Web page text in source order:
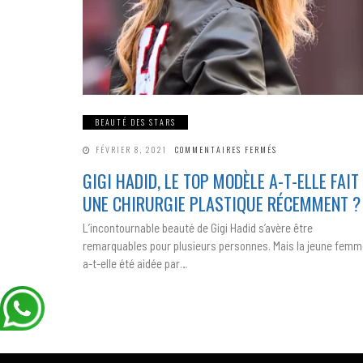
BEAUTÉ DES STARS
FÉVRIER 8, 2021 COMMENTAIRES FERMÉS
LE
TOP
MODÈLE
A-
ELLE
FAIT
UNE
CHIRURGIE
GIGI HADID, LE TOP MODÈLE A-T-ELLE FAIT
UNE CHIRURGIE PLASTIQUE RÉCEMMENT ?
L’incontournable beauté de Gigi Hadid s’avère être
remarquables pour plusieurs personnes. Mais la jeune
a-t-elle été aidée par…